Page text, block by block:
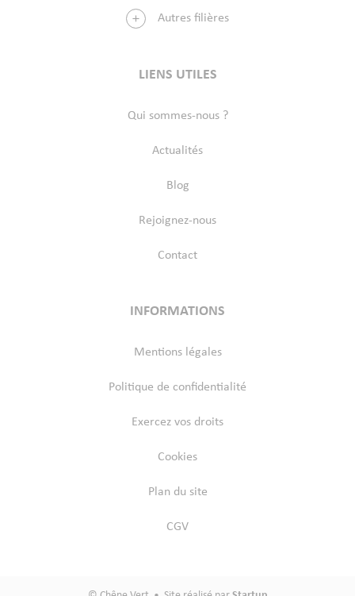
Autres filières
LIENS UTILES
Qui sommes-nous ?
Actualités
Blog
Rejoignez-nous
Contact
INFORMATIONS
Mentions légales
Politique de confidentialité
Exercez vos droits
Cookies
Plan du site
CGV